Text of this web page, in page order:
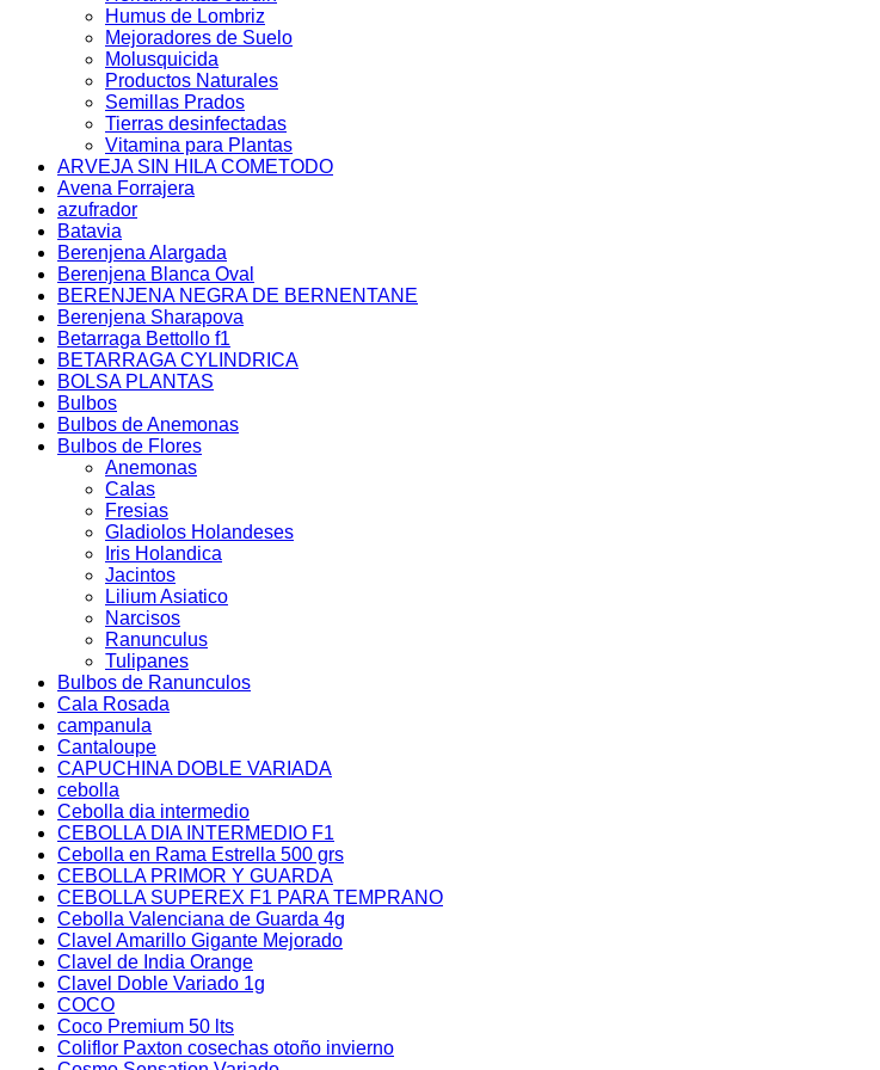
Humus de Lombriz
Mejoradores de Suelo
Molusquicida
Productos Naturales
Semillas Prados
Tierras desinfectadas
Vitamina para Plantas
ARVEJA SIN HILA COMETODO
Avena Forrajera
azufrador
Batavia
Berenjena Alargada
Berenjena Blanca Oval
BERENJENA NEGRA DE BERNENTANE
Berenjena Sharapova
Betarraga Bettollo f1
BETARRAGA CYLINDRICA
BOLSA PLANTAS
Bulbos
Bulbos de Anemonas
Bulbos de Flores
Anemonas
Calas
Fresias
Gladiolos Holandeses
Iris Holandica
Jacintos
Lilium Asiatico
Narcisos
Ranunculus
Tulipanes
Bulbos de Ranunculos
Cala Rosada
campanula
Cantaloupe
CAPUCHINA DOBLE VARIADA
cebolla
Cebolla dia intermedio
CEBOLLA DIA INTERMEDIO F1
Cebolla en Rama Estrella 500 grs
CEBOLLA PRIMOR Y GUARDA
CEBOLLA SUPEREX F1 PARA TEMPRANO
Cebolla Valenciana de Guarda 4g
Clavel Amarillo Gigante Mejorado
Clavel de India Orange
Clavel Doble Variado 1g
COCO
Coco Premium 50 lts
Coliflor Paxton cosechas otoño invierno